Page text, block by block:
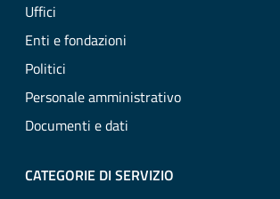
Uffici
Enti e fondazioni
Politici
Personale amministrativo
Documenti e dati
CATEGORIE DI SERVIZIO